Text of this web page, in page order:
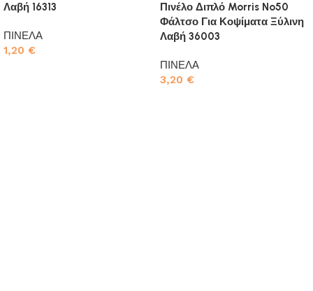
Λαβή 16313
ΠΙΝΕΛΑ
1,20 €
Πινέλο Διπλό Morris No50
Φάλτσο Για Κοψίματα Ξύλινη
Λαβή 36003
ΠΙΝΕΛΑ
3,20 €